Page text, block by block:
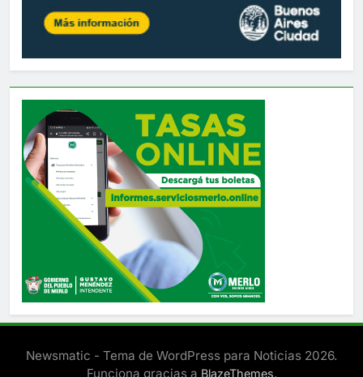
Newsmatic - Tema de WordPress para Noticias 2026.
Funciona gracias a BlazeThemes.